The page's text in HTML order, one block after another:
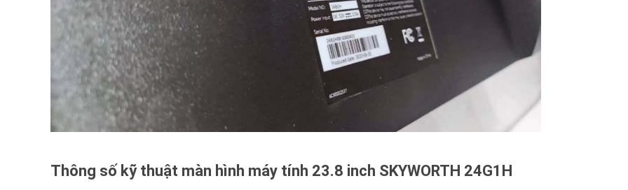
Thông số kỹ thuật màn hình máy tính 23.8 inch SKYWORTH 24G1H